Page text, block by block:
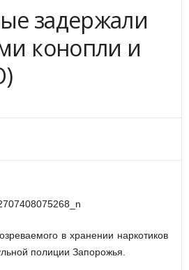
задержали
конопли и
в хранении наркотиков
полиции Запорожья.